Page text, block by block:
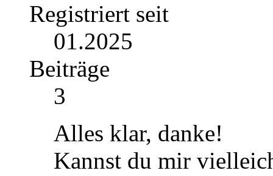
Registriert seit
01.2025
Beiträge
3
Alles klar, danke!
Kannst du mir